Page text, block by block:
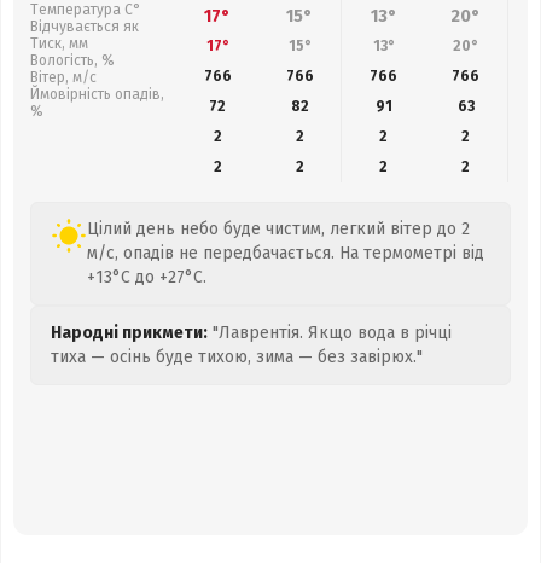
Температура С°
Відчувається як
Тиск, мм
Вологість, %
Вітер, м/с
Ймовірність опадів,
%
17° 15° 13° 20°
17° 15° 13° 20°
766
766 766 766
72
82 91 63
2
2 2
2
2
2 2 2
Цілий день небо буде чистим, легкий вітер до 2
м/с, опадів не передбачається. На термометрі від
+13°C до +27°C.
Народні прикмети: "Лаврентія. Якщо вода в річці
тиха — осінь буде тихою, зима — без завірюх."